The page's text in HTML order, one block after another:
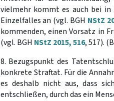
vielmehr kommt es auch bei in
Einzelfalles an (vgl. BGH NStZ
kommenden, einen Vorsatz in
(vgl. BGH NStZ 2015, 516, 517).
8. Bezugspunkt des
konkrete Straftat. Für die
es deshalb nicht aus, dass
entschließen, durch das ein